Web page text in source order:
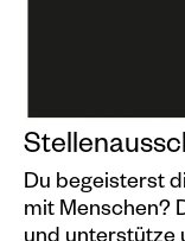
Du begeisterst
mit Menschen?